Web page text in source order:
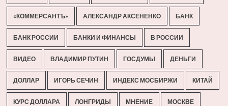
«КОММЕРСАНТЪ» АЛЕКСАНДР АКСЕНЕНКО БАНК
БАНК РОССИИ БАНКИ И ФИНАНСЫ В РОССИИ
ВИДЕО ВЛАДИМИР ПУТИН ГОСДУМЫ ДЕНЬГИ
ДОЛЛАР ИГОРЬ СЕЧИН ИНДЕКС МОСБИРЖИ КИТАЙ
КУРС ДОЛЛАРА ЛОНГРИДЫ МНЕНИЕ МОСКВЕ